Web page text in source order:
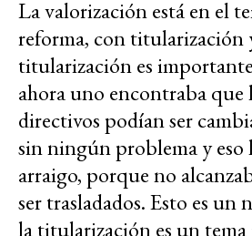
La valorización está en el
reforma, con titularización
titularización es
ahora uno encontraba que
directivos podían ser
sin ningún problema y eso
arraigo, porque no
ser trasladados. Esto es un
la titularización es un